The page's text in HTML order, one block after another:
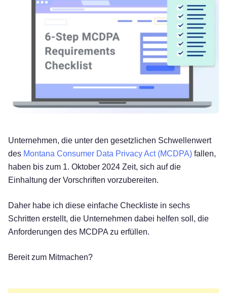
Unternehmen, die unter den gesetzlichen Schwellenwert
des Montana Consumer Data Privacy Act (MCDPA) fallen,
haben bis zum 1. Oktober 2024 Zeit, sich auf die
Einhaltung der Vorschriften vorzubereiten.
Daher habe ich diese einfache Checkliste in sechs
Schritten erstellt, die Unternehmen dabei helfen soll, die
Anforderungen des MCDPA zu erfüllen.
Bereit zum Mitmachen?